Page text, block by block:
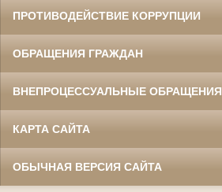
ПРОТИВОДЕЙСТВИЕ КОРРУПЦИИ
ОБРАЩЕНИЯ ГРАЖДАН
ВНЕПРОЦЕССУАЛЬНЫЕ ОБРАЩЕНИЯ
КАРТА САЙТА
ОБЫЧНАЯ ВЕРСИЯ САЙТА